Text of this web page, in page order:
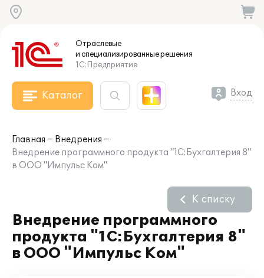
Отраслевые
и специализированныерешения
1С:Предприятие
Каталог Вход
Главная
Внедрения
Внедрение программного продукта "1С:Бухгалтерия 8"
в ООО "Импульс Ком"
Внедрение программного
продукта "1С:Бухгалтерия 8"
в ООО "Импульс Ком"
К списку